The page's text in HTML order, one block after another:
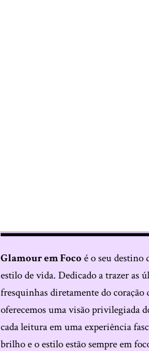
Glamour em Focoé o seu destino
estilo de vida. Dedicado a trazer as
fresquinhas diretamente do
oferecemos uma visão privilegiada
cada leitura em uma experiência
brilho e o estilo estão sempre em